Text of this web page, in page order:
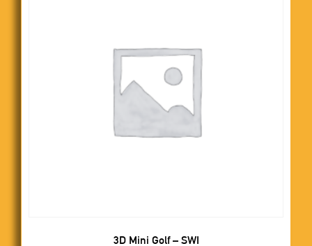
3D Mini Golf – SWI